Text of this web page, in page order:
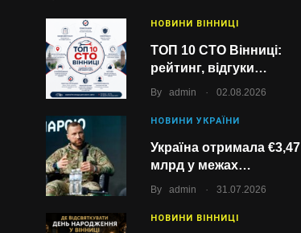
НОВИНИ ВІННИЦІ
ТОП 10 СТО Вінниці:
рейтинг, відгуки…
By admin . 02.08.2026
НОВИНИ УКРАЇНИ
Україна отримала €3,47
млрд у межах…
By admin . 31.07.2026
НОВИНИ ВІННИЦІ